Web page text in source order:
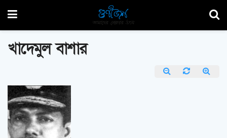
খাদেমুল বাশার